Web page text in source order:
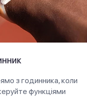
з годинника, коли
функціями